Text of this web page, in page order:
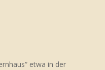
etwa in der